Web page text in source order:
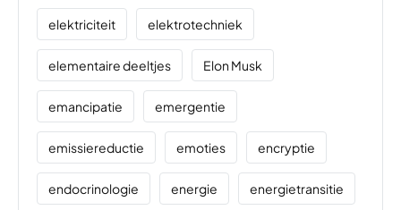
elektriciteit elektrotechniek
elementaire deeltjes Elon Musk
emancipatie emergentie
emissiereductie emoties encryptie
endocrinologie energie energietransitie